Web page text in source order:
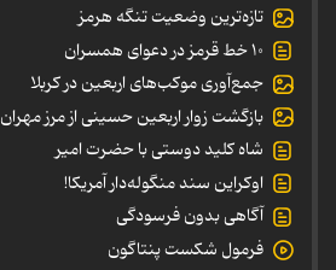
تازه‌ترین وضعیت تنگه هرمز
۱۰ خط قرمز در دعوای همسران
جمع‌آوری موکب‌های اربعین در کربلا
بازگشت زوار اربعین حسینی از مرز مهران
شاه کلید دوستی با حضرت امیر
اوکراین سند منگوله‌دار آمریکا!
آگاهی بدون فرسودگی
فرمول شکست پنتاگون